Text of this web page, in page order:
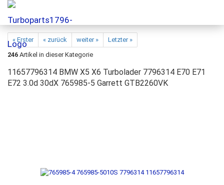
« Erster « zurück weiter »
Letzter »
246 Artikel in dieser Kategorie
11657796314 BMW X5 X6 Turbolader 7796314 E70 E71
E72 3.0d 30dX 765985-5 Garrett GTB2260VK